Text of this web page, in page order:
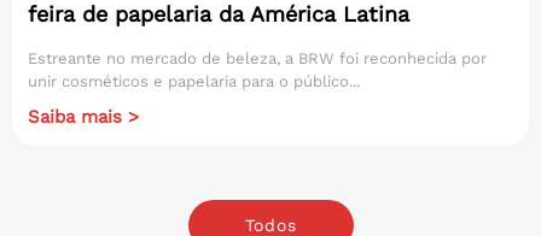
feira de papelaria da América Latina
Estreante no mercado de beleza, a BRW foi reconhecida por
unir cosméticos e papelaria para o público...
Saiba mais >
Todos